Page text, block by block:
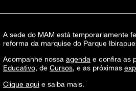
para
A sede do MAM está temporariamente
reforma da marquise do Parque
Acompanhe nossa agenda e confira as
Educativo, de Cursos, e as próximas
Clique aqui e saiba mais.